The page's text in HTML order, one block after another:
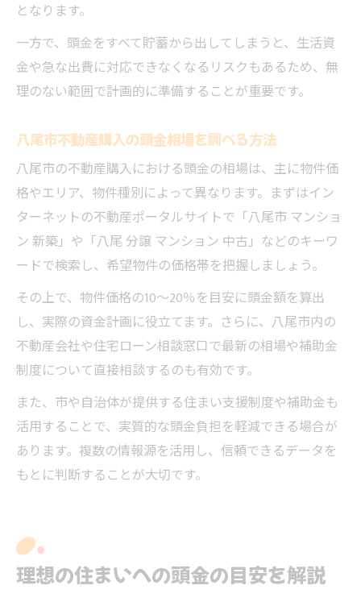
となります。
一方で、頭金をすべて貯蓄から出してしまうと、生活資
金や急な出費に対応できなくなるリスクもあるため、無
理のない範囲で計画的に準備することが重要です。
八尾市不動産購入の頭金相場を調べる方法
八尾市の不動産購入における頭金の相場は、主に物件価
格やエリア、物件種別によって異なります。まずはイン
ターネットの不動産ポータルサイトで「八尾市 マンショ
ン 新築」や「八尾 分譲 マンション 中古」などのキーワ
ードで検索し、希望物件の価格帯を把握しましょう。
その上で、物件価格の10～20％を目安に頭金額を算出
し、実際の資金計画に役立てます。さらに、八尾市内の
不動産会社や住宅ローン相談窓口で最新の相場や補助金
制度について直接相談するのも有効です。
また、市や自治体が提供する住まい支援制度や補助金も
活用することで、実質的な頭金負担を軽減できる場合が
あります。複数の情報源を活用し、信頼できるデータを
もとに判断することが大切です。
理想の住まいへの頭金の目安を解説